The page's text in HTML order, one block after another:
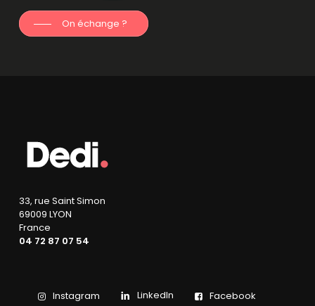
On échange ?
33, rue Saint Simon
69009 LYON
France
04 72 87 07 54
Instagram LinkedIn
Facebook